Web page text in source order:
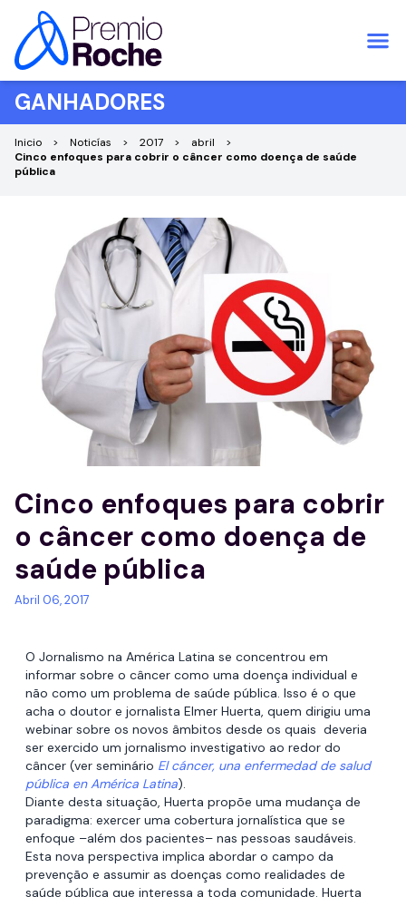
Pular para o conteúdo
GANHADORES
Inicio Noticías 2017
abril
Cinco enfoques para cobrir o câncer como doença de saúde
pública
Cinco enfoques para cobrir
o câncer como doença de
saúde pública
Abril 06, 2017
O Jornalismo na América Latina se concentrou em
informar sobre o câncer como uma doença individual e
não como um problema de saúde pública. Isso é o que
acha o doutor e jornalista Elmer Huerta, quem dirigiu uma
webinar sobre os novos âmbitos desde os quais deveria
ser exercido um jornalismo investigativo ao redor do
câncer (ver seminário El cáncer, una enfermedad de salud
pública en América Latina).
Diante desta situação, Huerta propõe uma mudança de
paradigma: exercer uma cobertura jornalística que se
enfoque –além dos pacientes– nas pessoas saudáveis.
Esta nova perspectiva implica abordar o campo da
prevenção e assumir as doenças como realidades de
saúde pública que interessa a toda comunidade. Huerta